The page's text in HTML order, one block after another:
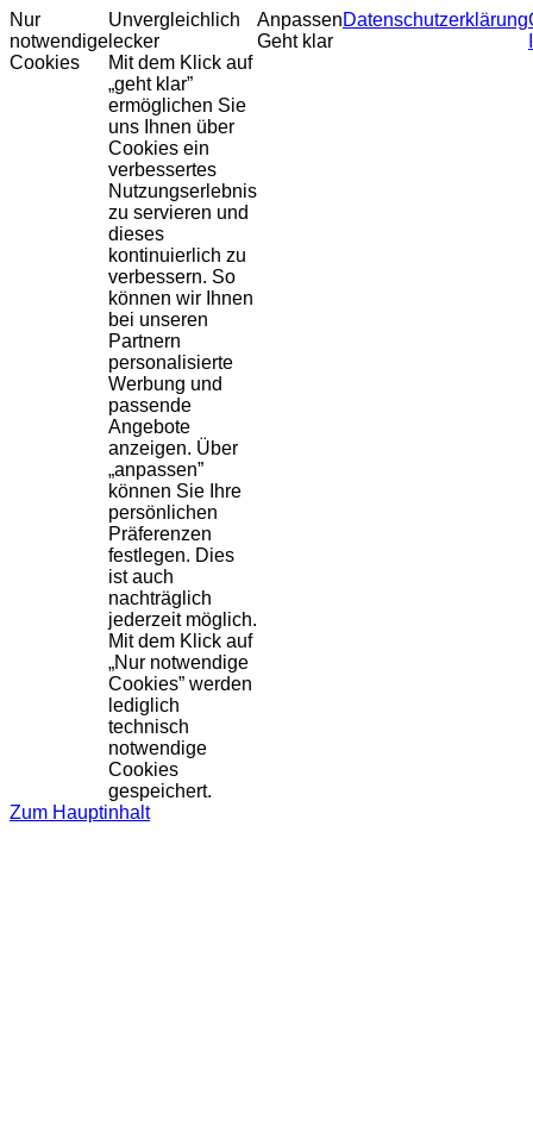
Nur
notwendige
Cookies
Unvergleichlich
lecker
Mit dem Klick auf
„geht klar”
ermöglichen Sie
uns Ihnen über
Cookies ein
verbessertes
Nutzungserlebnis
zu servieren und
dieses
kontinuierlich zu
verbessern. So
können wir Ihnen
bei unseren
Partnern
personalisierte
Werbung und
passende
Angebote
anzeigen. Über
„anpassen”
können Sie Ihre
persönlichen
Präferenzen
festlegen. Dies
ist auch
nachträglich
jederzeit möglich.
Mit dem Klick auf
„Nur notwendige
Cookies” werden
lediglich
technisch
notwendige
Cookies
gespeichert.
Anpassen
Geht klar
Datenschutzerklärung
Zum Hauptinhalt